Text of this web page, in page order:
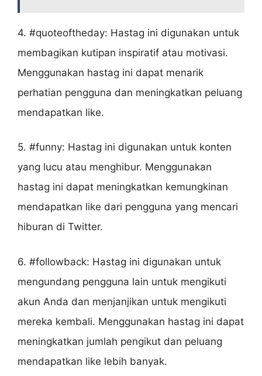
4. #quoteoftheday: Hastag ini digunakan untuk
membagikan kutipan inspiratif atau motivasi.
Menggunakan hastag ini dapat menarik
perhatian pengguna dan meningkatkan peluang
mendapatkan like.
5. #funny: Hastag ini digunakan untuk konten
yang lucu atau menghibur. Menggunakan
hastag ini dapat meningkatkan kemungkinan
mendapatkan like dari pengguna yang mencari
hiburan di Twitter.
6. #followback: Hastag ini digunakan untuk
mengundang pengguna lain untuk mengikuti
akun Anda dan menjanjikan untuk mengikuti
mereka kembali. Menggunakan hastag ini dapat
meningkatkan jumlah pengikut dan peluang
mendapatkan like lebih banyak.